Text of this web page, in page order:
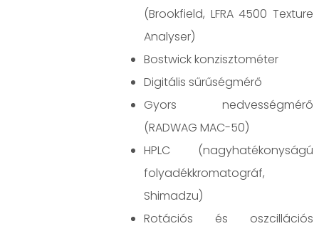
(Brookfield, LFRA 4500 Texture
Analyser)
Bostwick konzisztométer
Digitális sűrűségmérő
Gyors nedvességmérő
(RADWAG MAC-50)
HPLC (nagyhatékonyságú
folyadékkromatográf,
Shimadzu)
Rotációs és oszcillációs